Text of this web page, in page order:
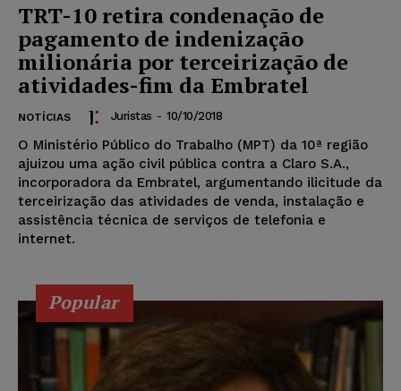
TRT-10 retira condenação de
pagamento de indenização
milionária por terceirização de
atividades-fim da Embratel
NOTÍCIAS Juristas - 10/10/2018
O Ministério Público do Trabalho (MPT) da 10ª região
ajuizou uma ação civil pública contra a Claro S.A.,
incorporadora da Embratel, argumentando ilicitude da
terceirização das atividades de venda, instalação e
assistência técnica de serviços de telefonia e
internet.
Popular